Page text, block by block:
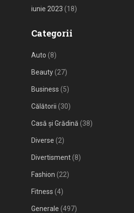
iunie 2023 (18)
Categorii
Auto (8)
Beauty(27)
Business (5)
Călătorii (30)
Casă și Grădină (38)
Diverse (2)
Divertisment(8)
Fashion (22)
Fitness (4)
Generale (497)